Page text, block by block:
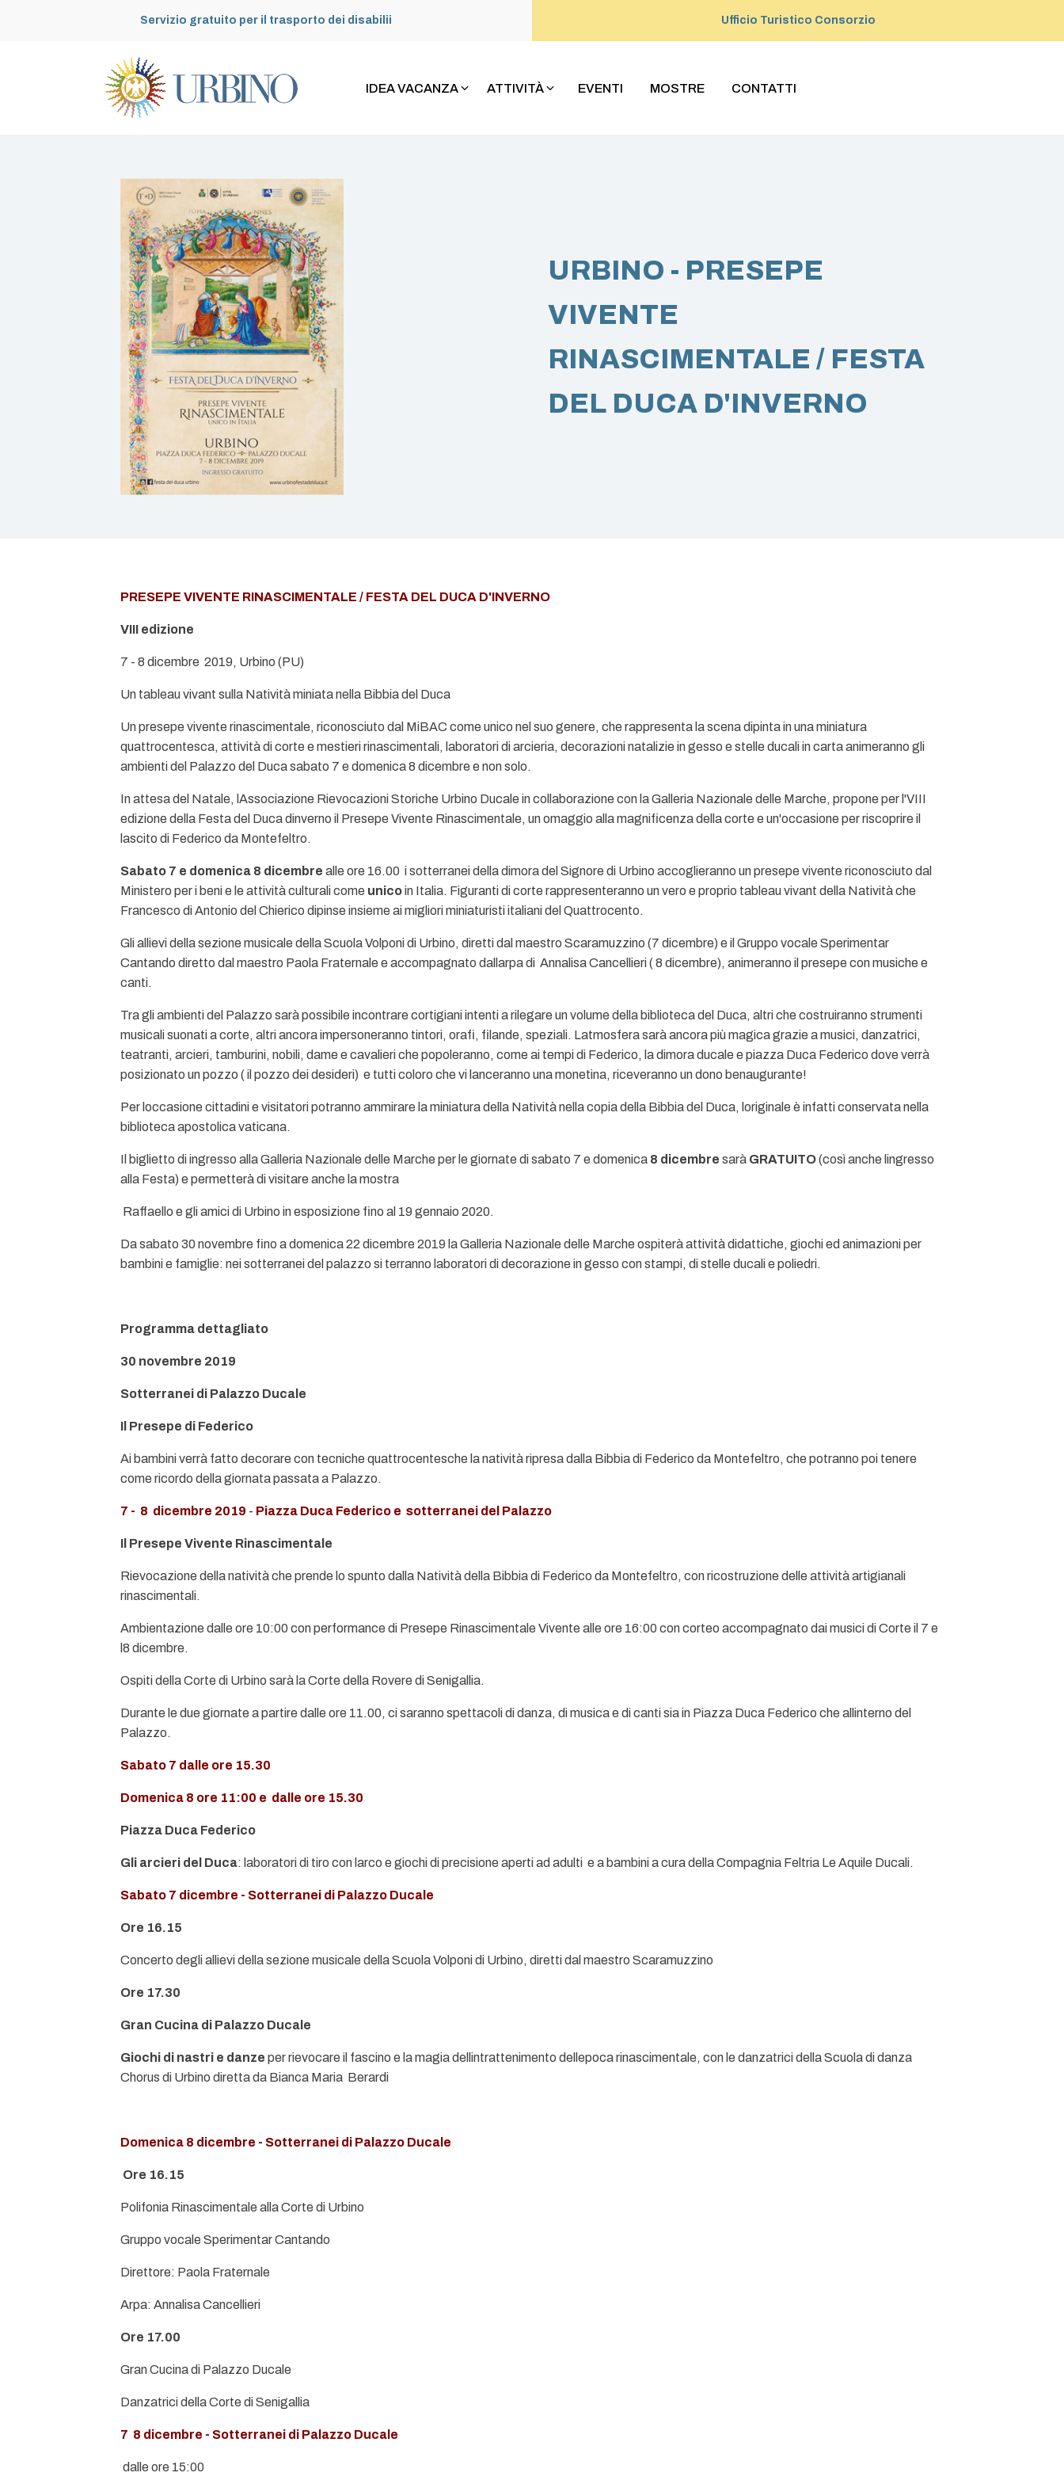
Servizio gratuito per il trasporto dei disabilii Ufficio Turistico Consorzio
IDEA VACANZA ATTIVITÀ EVENTI MOSTRE CONTATTI
URBINO - PRESEPE
VIVENTE
RINASCIMENTALE / FESTA
DEL DUCA D'INVERNO
PRESEPE VIVENTE RINASCIMENTALE / FESTA DEL DUCA D'INVERNO
VIII edizione
7 - 8 dicembre 2019, Urbino (PU)
Un tableau vivant sulla Natività miniata nella Bibbia del Duca
Un presepe vivente rinascimentale, riconosciuto dal MiBAC come unico nel suo genere, che rappresenta la scena dipinta in una miniatura
quattrocentesca, attività di corte e mestieri rinascimentali, laboratori di arcieria, decorazioni natalizie in gesso e stelle ducali in carta animeranno gli
ambienti del Palazzo del Duca sabato 7 e domenica 8 dicembre e non solo.
In attesa del Natale, lAssociazione Rievocazioni Storiche Urbino Ducale in collaborazione con la Galleria Nazionale delle Marche, propone per l'VIII
edizione della Festa del Duca dinverno il Presepe Vivente Rinascimentale, un omaggio alla magnificenza della corte e un'occasione per riscoprire il
lascito di Federico da Montefeltro.
Sabato 7 e domenica 8 dicembre alle ore 16.00 i sotterranei della dimora del Signore di Urbino accoglieranno un presepe vivente riconosciuto dal
Ministero per i beni e le attività culturali come unicoin Italia. Figuranti di corte rappresenteranno un vero e proprio tableau vivant della Natività che
Francesco di Antonio del Chierico dipinse insieme ai migliori miniaturisti italiani del Quattrocento.
Gli allievi della sezione musicale della Scuola Volponi di Urbino, diretti dal maestro Scaramuzzino (7 dicembre) e il Gruppo vocale Sperimentar
Cantando diretto dal maestro Paola Fraternale e accompagnato dallarpa di Annalisa Cancellieri ( 8 dicembre), animeranno il presepe con musiche e
canti.
Tra gli ambienti del Palazzo sarà possibile incontrare cortigiani intenti a rilegare un volume della biblioteca del Duca, altri che costruiranno strumenti
musicali suonati a corte, altri ancora impersoneranno tintori, orafi, filande, speziali. Latmosfera sarà ancora più magica grazie a musici, danzatrici,
teatranti, arcieri, tamburini, nobili, dame e cavalieri che popoleranno, come ai tempi di Federico, la dimora ducale e piazza Duca Federico dove verrà
posizionato un pozzo ( il pozzo dei desideri) e tutti coloro che vi lanceranno una monetina, riceveranno un dono benaugurante!
Per loccasione cittadini e visitatori potranno ammirare la miniatura della Natività nella copia della Bibbia del Duca, loriginale è infatti conservata nella
biblioteca apostolica vaticana.
Il biglietto di ingresso alla Galleria Nazionale delle Marche per le giornate di sabato 7 e domenica 8 dicembre sarà GRATUITO(così anche lingresso
alla Festa) e permetterà di visitare anche la mostra
 Raffaello e gli amici di Urbino in esposizione fino al 19 gennaio 2020.
Da sabato 30 novembre fino a domenica 22 dicembre 2019 la Galleria Nazionale delle Marche ospiterà attività didattiche, giochi ed animazioni per
bambini e famiglie: nei sotterranei del palazzo si terranno laboratori di decorazione in gesso con stampi, di stelle ducali e poliedri.
Programma dettagliato
30 novembre 2019
Sotterranei di Palazzo Ducale
Il Presepe di Federico
Ai bambini verrà fatto decorare con tecniche quattrocentesche la natività ripresa dalla Bibbia di Federico da Montefeltro, che potranno poi tenere
come ricordo della giornata passata a Palazzo.
7 - 8 dicembre 2019 - Piazza Duca Federico e sotterranei del Palazzo
Il Presepe Vivente Rinascimentale
Rievocazione della natività che prende lo spunto dalla Natività della Bibbia di Federico da Montefeltro, con ricostruzione delle attività artigianali
rinascimentali.
Ambientazione dalle ore 10:00 con performance di Presepe Rinascimentale Vivente alle ore 16:00 con corteo accompagnato dai musici di Corte il 7 e
l8 dicembre.
Ospiti della Corte di Urbino sarà la Corte della Rovere di Senigallia.
Durante le due giornate a partire dalle ore 11.00, ci saranno spettacoli di danza, di musica e di canti sia in Piazza Duca Federico che allinterno del
Palazzo.
Sabato 7 dalle ore 15.30
Domenica 8 ore 11:00 e dalle ore 15.30
Piazza Duca Federico
Gli arcieri del Duca: laboratori di tiro con larco e giochi di precisione aperti ad adulti e a bambini a cura della Compagnia Feltria Le Aquile Ducali.
Sabato 7 dicembre - Sotterranei di Palazzo Ducale
Ore 16.15
Concerto degli allievi della sezione musicale della Scuola Volponi di Urbino, diretti dal maestro Scaramuzzino
Ore 17.30
Gran Cucina di Palazzo Ducale
Giochi di nastri e danze per rievocare il fascino e la magia dellintrattenimento dellepoca rinascimentale, con le danzatrici della Scuola di danza
Chorus di Urbino diretta da Bianca Maria Berardi
Domenica 8 dicembre - Sotterranei di Palazzo Ducale
Ore 16.15
Polifonia Rinascimentale alla Corte di Urbino
Gruppo vocale Sperimentar Cantando
Direttore: Paola Fraternale
Arpa: Annalisa Cancellieri
Ore 17.00
Gran Cucina di Palazzo Ducale
Danzatrici della Corte di Senigallia
7  8 dicembre - Sotterranei di Palazzo Ducale
dalle ore 15:00